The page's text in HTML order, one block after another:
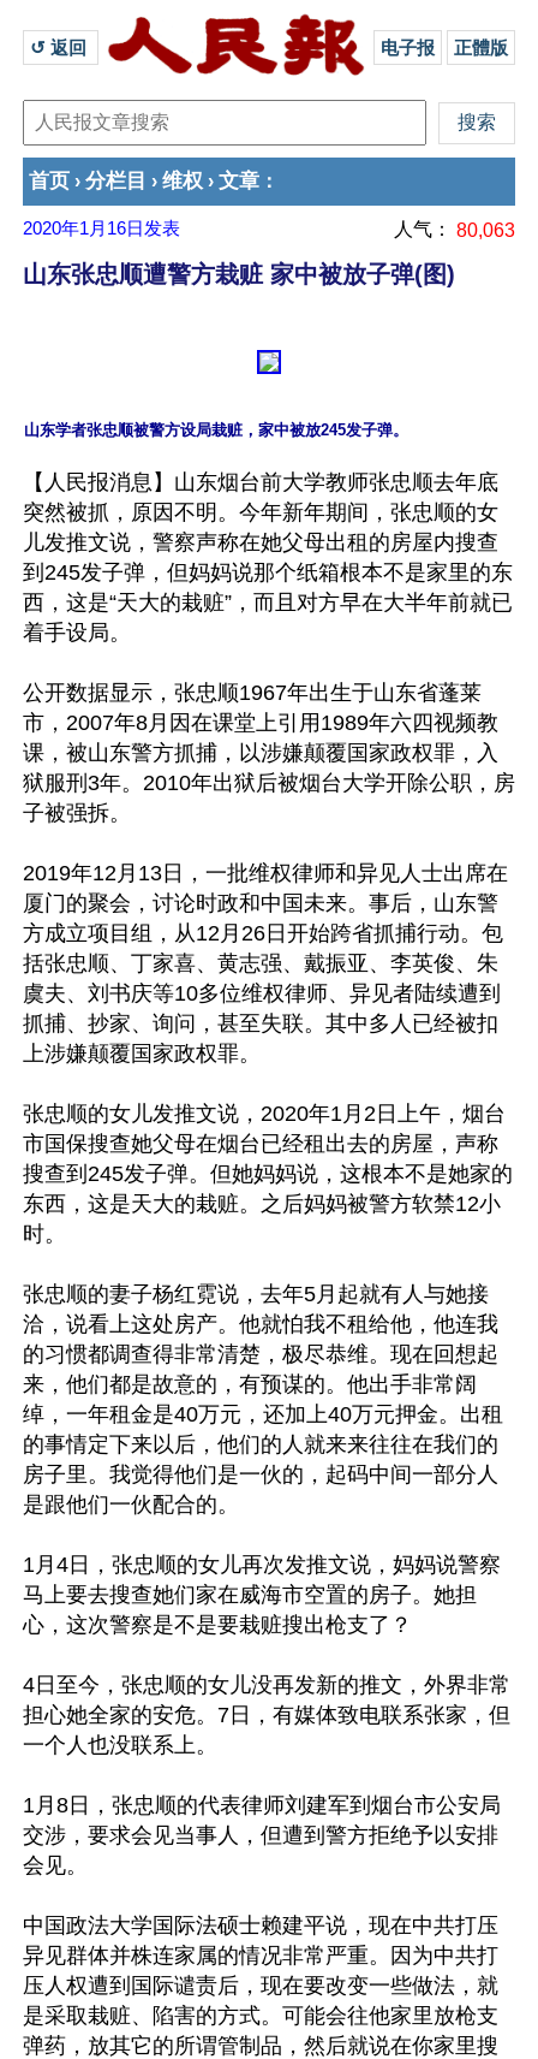
↺ 返回 电子报 正體版
首页 › 分栏目 › 维权 › 文章 ：
2020年1月16日 发表 人气： 80,063
山东张忠顺遭警方栽赃 家中被放子弹(图)
【人民报消息】山东烟台前大学教师张忠顺去年底
突然被抓，原因不明。今年新年期间，张忠顺的女
儿发推文说，警察声称在她父母出租的房屋内搜查
到245发子弹，但妈妈说那个纸箱根本不是家里的东
西，这是“天大的栽赃”，而且对方早在大半年前就已
着手设局。
公开数据显示，张忠顺1967年出生于山东省蓬莱
市，2007年8月因在课堂上引用1989年六四视频教
课，被山东警方抓捕，以涉嫌颠覆国家政权罪，入
狱服刑3年。2010年出狱后被烟台大学开除公职，房
子被强拆。
2019年12月13日，一批维权律师和异见人士出席在
厦门的聚会，讨论时政和中国未来。事后，山东警
方成立项目组，从12月26日开始跨省抓捕行动。包
括张忠顺、丁家喜、黄志强、戴振亚、李英俊、朱
虞夫、刘书庆等10多位维权律师、异见者陆续遭到
抓捕、抄家、询问，甚至失联。其中多人已经被扣
上涉嫌颠覆国家政权罪。
张忠顺的女儿发推文说，2020年1月2日上午，烟台
市国保搜查她父母在烟台已经租出去的房屋，声称
搜查到245发子弹。但她妈妈说，这根本不是她家的
东西，这是天大的栽赃。之后妈妈被警方软禁12小
时。
张忠顺的妻子杨红霓说，去年5月起就有人与她接
洽，说看上这处房产。他就怕我不租给他，他连我
的习惯都调查得非常清楚，极尽恭维。现在回想起
来，他们都是故意的，有预谋的。他出手非常阔
绰，一年租金是40万元，还加上40万元押金。出租
的事情定下来以后，他们的人就来来往往在我们的
房子里。我觉得他们是一伙的，起码中间一部分人
是跟他们一伙配合的。
1月4日，张忠顺的女儿再次发推文说，妈妈说警察
马上要去搜查她们家在威海市空置的房子。她担
心，这次警察是不是要栽赃搜出枪支了？
4日至今，张忠顺的女儿没再发新的推文，外界非常
担心她全家的安危。7日，有媒体致电联系张家，但
一个人也没联系上。
1月8日，张忠顺的代表律师刘建军到烟台市公安局
交涉，要求会见当事人，但遭到警方拒绝予以安排
会见。
中国政法大学国际法硕士赖建平说，现在中共打压
异见群体并株连家属的情况非常严重。因为中共打
压人权遭到国际谴责后，现在要改变一些做法，就
是采取栽赃、陷害的方式。可能会往他家里放枪支
弹药，放其它的所谓管制品，然后就说在你家里搜